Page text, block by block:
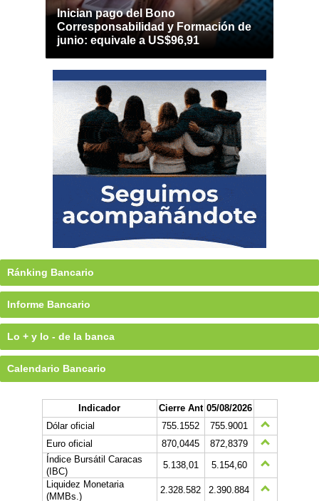
Inician pago del Bono
Corresponsabilidad y Formación de
junio: equivale a US$96,91
Ránking Bancario
Informe Bancario
Lo + y lo - de la banca
Calendario Bancario
Indicador Cierre Ant 05/08/2026
Dólar oficial
755.1552
755.9001
Euro oficial
870,0445
872,8379
Índice Bursátil Caracas
(IBC)
5.138,01
5.154,60
Liquidez Monetaria
(MMBs.)
2.328.582
2.390.884